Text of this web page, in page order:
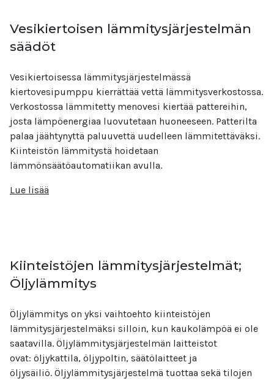
Vesikiertoisen lämmitysjärjestelmän
säädöt
Vesikiertoisessa lämmitysjärjestelmässä
kiertovesipumppu kierrättää vettä lämmitysverkostossa.
Verkostossa lämmitetty menovesi kiertää pattereihin,
josta lämpöenergiaa luovutetaan huoneeseen. Patterilta
palaa jäähtynyttä paluuvettä uudelleen lämmitettäväksi.
Kiinteistön lämmitystä hoidetaan
lämmönsäätöautomatiikan avulla.
Lue lisää
Kiinteistöjen lämmitysjärjestelmät;
Öljylämmitys
Öljylämmitys on yksi vaihtoehto kiinteistöjen
lämmitysjärjestelmäksi silloin, kun kaukolämpöä ei ole
saatavilla. Öljylämmitysjärjestelmän laitteistot
ovat: öljykattila, öljypoltin, säätölaitteet ja
öljysäiliö. Öljylämmitysjärjestelmä tuottaa sekä tilojen